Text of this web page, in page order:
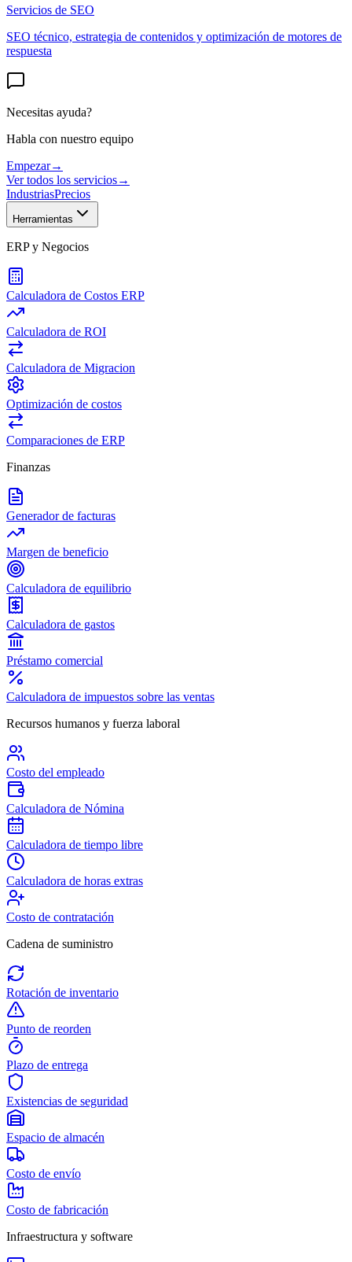
Servicios de SEO
SEO técnico, estrategia de contenidos y optimización de motores de
respuesta
Necesitas ayuda?
Habla con nuestro equipo
Empezar→
Ver todos los servicios→
IndustriasPrecios
Herramientas
ERP y Negocios
Calculadora de Costos ERP
Calculadora de ROI
Calculadora de Migracion
Optimización de costos
Comparaciones de ERP
Finanzas
Generador de facturas
Margen de beneficio
Calculadora de equilibrio
Calculadora de gastos
Préstamo comercial
Calculadora de impuestos sobre las ventas
Recursos humanos y fuerza laboral
Costo del empleado
Calculadora de Nómina
Calculadora de tiempo libre
Calculadora de horas extras
Costo de contratación
Cadena de suministro
Rotación de inventario
Punto de reorden
Plazo de entrega
Existencias de seguridad
Espacio de almacén
Costo de envío
Costo de fabricación
Infraestructura y software